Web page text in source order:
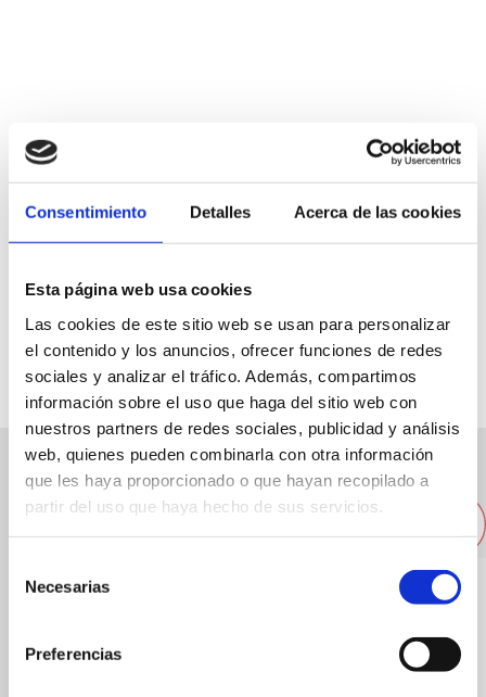
Consentimiento Detalles Acerca de las cookies
Esta página web usa cookies
Las cookies de este sitio web se usan para personalizar
el contenido y los anuncios, ofrecer funciones de redes
sociales y analizar el tráfico. Además, compartimos
información sobre el uso que haga del sitio web con
nuestros partners de redes sociales, publicidad y análisis
web, quienes pueden combinarla con otra información
que les haya proporcionado o que hayan recopilado a
partir del uso que haya hecho de sus servicios.
Necesarias
Preferencias
3/6/01
96 6432089
Altres restaurants pròxims